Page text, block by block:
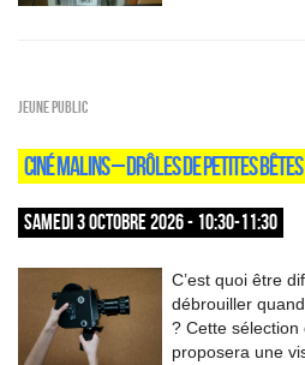
Jeune public
CINÉ MALINS – DRÔLES DE PETITES BÊTES
SAMEDI 3 OCTOBRE 2026 - 10:30-11:30
C’est quoi être
débrouiller
? Cette
proposera une